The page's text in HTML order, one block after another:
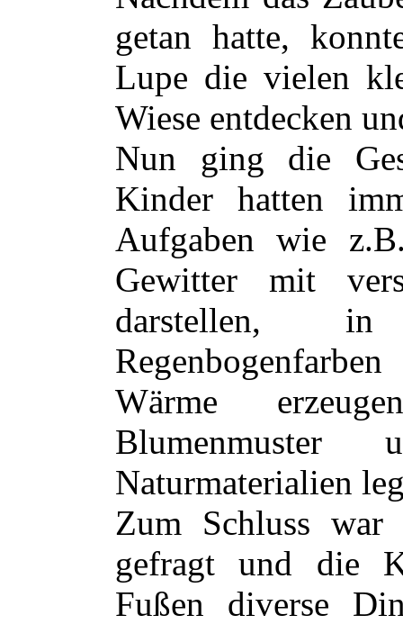
getan hatte,
Lupe die vielen
Wiese entdecken
Nun ging die
Kinder hatten
Aufgaben wie
Gewitter mit
darstellen,
Wärme
Blumenmuster
Naturmaterialien
Zum Schluss war
gefragt und die
Fußen diverse